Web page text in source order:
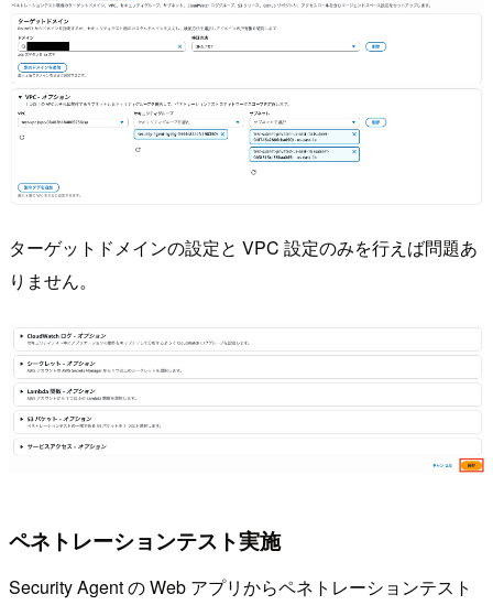
ターゲットドメインの設定と VPC 設定のみを行えば問題あ
りません。
ペネトレーションテスト実施
Security Agent の Web アプリからペネトレーションテスト